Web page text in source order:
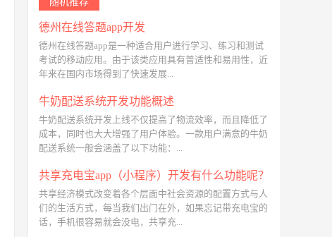
德州在线答题app开发
德州在线答题app是一种适合用户进行学习、练习和测试
考试的移动应用。由于该类应用具有普适性和易用性，近
年来在国内市场得到了快速发展...
牛奶配送系统开发功能概述
牛奶配送系统开发上线不仅提高了物流效率，而且降低了
成本，同时也大大增强了用户体验。一款用户满意的牛奶
配送系统一般会涵盖了以下功能：...
共享充电宝app（小程序）开发有什么功能呢？
共享经济模式改变着各个层面中社会资源的配置方式与人
们的生活方式，每当我们出门在外，如果忘记带充电宝的
话，手机很容易就会没电，共享充...